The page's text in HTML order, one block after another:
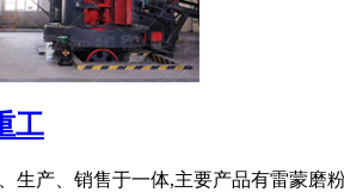
工
生产、销售于一体,主要产品有雷蒙磨